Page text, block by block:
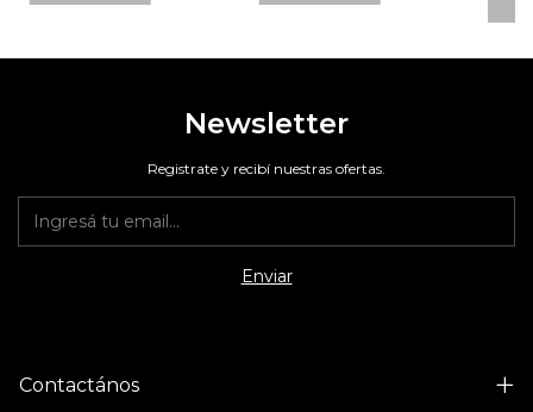
Newsletter
Registrate y recibí nuestras ofertas.
Contactános